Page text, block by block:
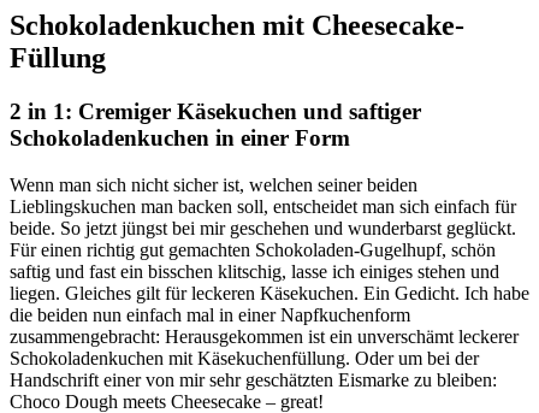
Schokoladenkuchen mit Cheesecake-
Füllung
2 in 1: Cremiger Käsekuchen und saftiger
Schokoladenkuchen in einer Form
Wenn man sich nicht sicher ist, welchen seiner beiden
Lieblingskuchen man backen soll, entscheidet man sich einfach für
beide. So jetzt jüngst bei mir geschehen und wunderbarst geglückt.
Für einen richtig gut gemachten Schokoladen-Gugelhupf, schön
saftig und fast ein bisschen klitschig, lasse ich einiges stehen und
liegen. Gleiches gilt für leckeren Käsekuchen. Ein Gedicht. Ich habe
die beiden nun einfach mal in einer Napfkuchenform
zusammengebracht: Herausgekommen ist ein unverschämt leckerer
Schokoladenkuchen mit Käsekuchenfüllung. Oder um bei der
Handschrift einer von mir sehr geschätzten Eismarke zu bleiben:
Choco Dough meets Cheesecake – great!